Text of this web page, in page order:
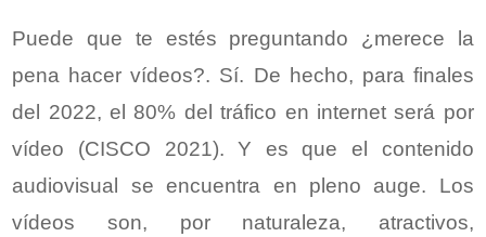
Puede que te estés preguntando ¿merece la
pena hacer vídeos?. Sí. De hecho, para finales
del 2022, el 80% del tráfico en internet será por
vídeo (CISCO 2021). Y es que el contenido
audiovisual se encuentra en pleno auge. Los
vídeos son, por naturaleza, atractivos,